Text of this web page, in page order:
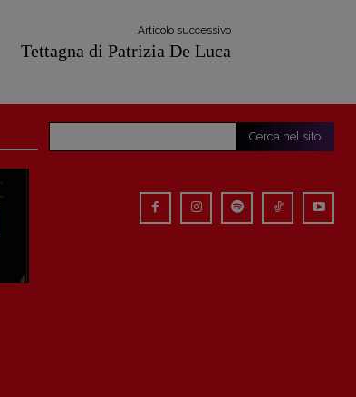
Articolo successivo
Tettagna di Patrizia De Luca
Cerca nel sito